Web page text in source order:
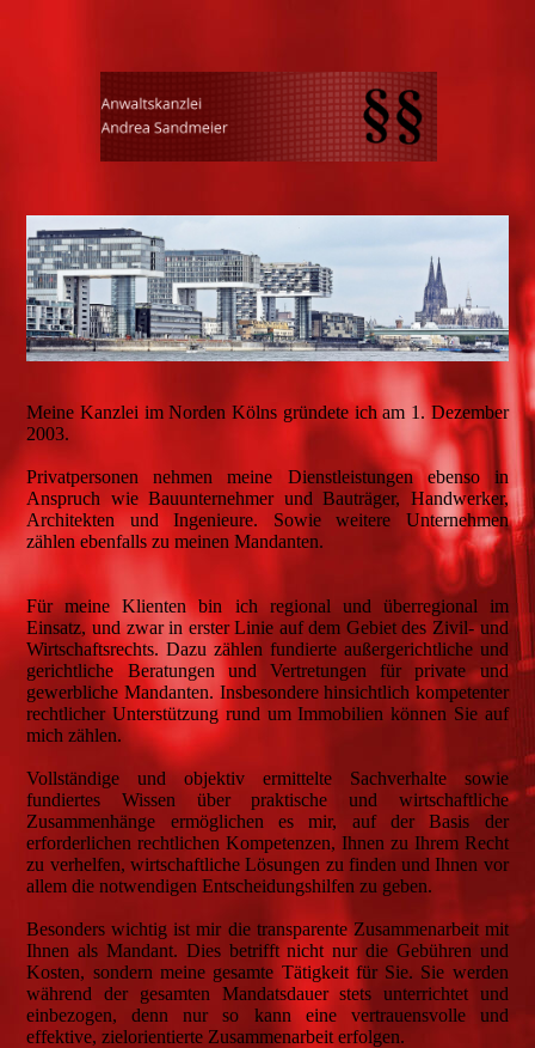
Meine Kanzlei im Norden Kölns gründete ich am 1. Dezember
2003.
Privatpersonen nehmen meine Dienstleistungen ebenso in
Anspruch wie Bauunternehmer und Bauträger, Handwerker,
Architekten und Ingenieure. Sowie weitere Unternehmen
zählen ebenfalls zu meinen Mandanten.
Für meine Klienten bin ich regional und überregional im
Einsatz, und zwar in erster Linie auf dem Gebiet des Zivil- und
Wirtschaftsrechts. Dazu zählen fundierte außergerichtliche und
gerichtliche Beratungen und Vertretungen für private und
gewerbliche Mandanten. Insbesondere hinsichtlich kompetenter
rechtlicher Unterstützung rund um Immobilien können Sie auf
mich zählen.
Vollständige und objektiv ermittelte Sachverhalte sowie
fundiertes Wissen über praktische und wirtschaftliche
Zusammenhänge ermöglichen es mir, auf der Basis der
erforderlichen rechtlichen Kompetenzen, Ihnen zu Ihrem Recht
zu verhelfen, wirtschaftliche Lösungen zu finden und Ihnen vor
allem die notwendigen Entscheidungshilfen zu geben.
Besonders wichtig ist mir die transparente Zusammenarbeit mit
Ihnen als Mandant. Dies betrifft nicht nur die Gebühren und
Kosten, sondern meine gesamte Tätigkeit für Sie. Sie werden
während der gesamten Mandatsdauer stets unterrichtet und
einbezogen, denn nur so kann eine vertrauensvolle und
effektive, zielorientierte Zusammenarbeit erfolgen.